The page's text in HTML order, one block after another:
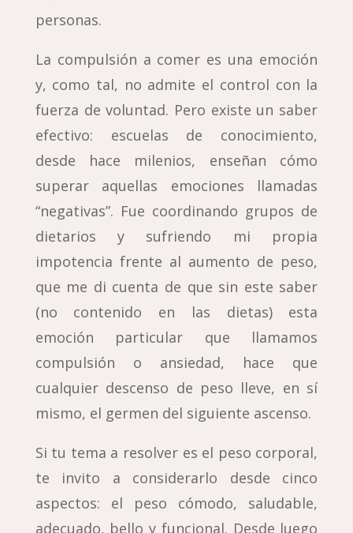
personas.
La compulsión a comer es una emoción
y, como tal, no admite el control con la
fuerza de voluntad. Pero existe un saber
efectivo: escuelas de conocimiento,
desde hace milenios, enseñan cómo
superar aquellas emociones llamadas
“negativas”. Fue coordinando grupos de
dietarios y sufriendo mi propia
impotencia frente al aumento de peso,
que me di cuenta de que sin este saber
(no contenido en las dietas) esta
emoción particular que llamamos
compulsión o ansiedad, hace que
cualquier descenso de peso lleve, en sí
mismo, el germen del siguiente ascenso.
Si tu tema a resolver es el peso corporal,
te invito a considerarlo desde cinco
aspectos: el peso cómodo, saludable,
adecuado, bello y funcional. Desde luego